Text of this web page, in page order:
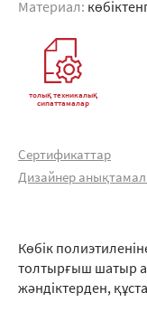
Материал:
толық техникалық
сипаттамалар
Сертификаттар
Дизайнер
Көбік
толтырғыш шатыр
жәндіктерден,